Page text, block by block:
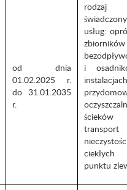
od dnia
01.02.2025 r.
do 31.01.2035
r.
rodzaj
usług:
zbiorników
i
instalacjach
transport
punktu